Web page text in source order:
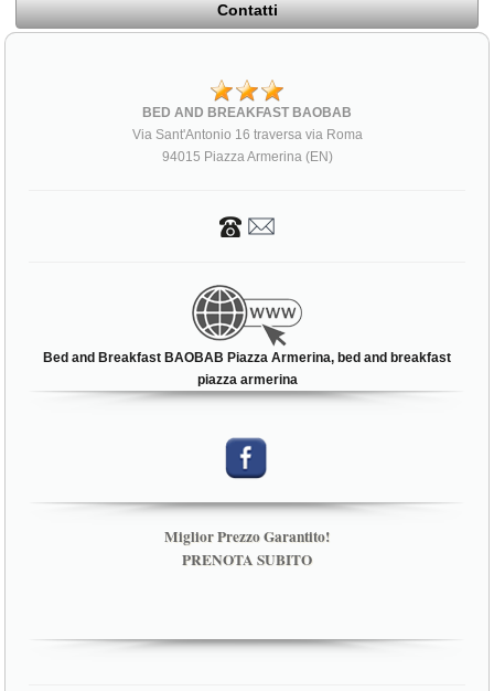
Contatti
BED AND BREAKFAST BAOBAB
Via Sant'Antonio 16 traversa via Roma
94015 Piazza Armerina (EN)
Bed and Breakfast BAOBAB Piazza Armerina, bed and breakfast
piazza armerina
Miglior Prezzo Garantito!
PRENOTA SUBITO